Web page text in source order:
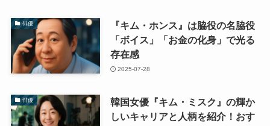
俳優
『キム・ホンス』は脇役の名脇役
「ボイス」「お金の化身」で光る
存在感
2025-07-28
俳優
韓国女優『キム・ミスク』の輝か
しいキャリアと人柄を紹介！おす